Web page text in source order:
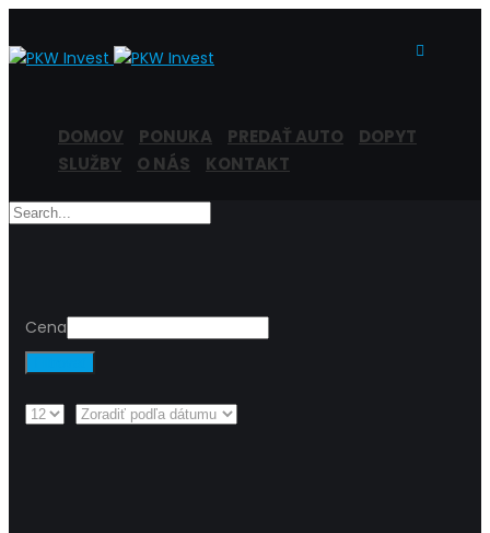
DOMOV PONUKA PREDAŤ AUTO
DOPYT
SLUŽBY
O NÁS KONTAKT
Cena